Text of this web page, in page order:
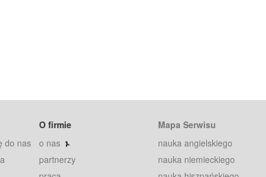
do nas
O firmie
o nas
partnerzy
Mapa Serwisu
nauka angielskiego
nauka niemieckiego